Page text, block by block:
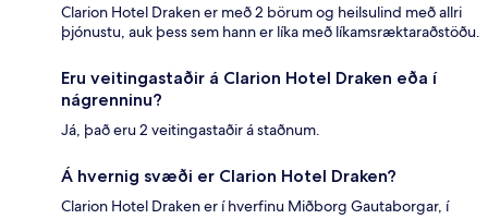
Clarion Hotel Draken er með 2 börum og heilsulind með allri
þjónustu, auk þess sem hann er líka með líkamsræktaraðstöðu.
Eru veitingastaðir á Clarion Hotel Draken eða í
nágrenninu?
Já, það eru 2 veitingastaðir á staðnum.
Á hvernig svæði er Clarion Hotel Draken?
Clarion Hotel Draken er í hverfinu Miðborg Gautaborgar, í